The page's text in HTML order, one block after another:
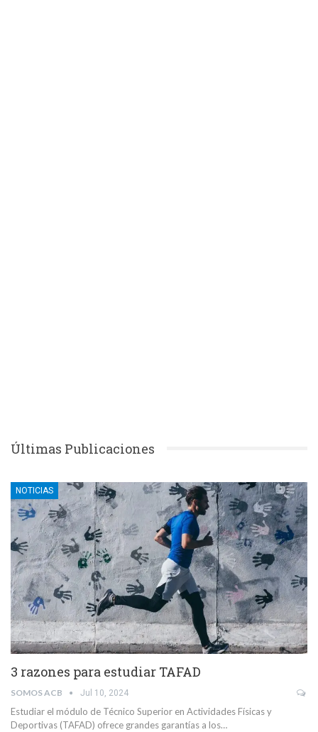
Últimas Publicaciones
NOTICIAS
3 razones para estudiar TAFAD
SOMOS ACB Jul 10, 2024
Estudiar el módulo de Técnico Superior en Actividades Físicas y
Deportivas (TAFAD) ofrece grandes garantías a los…